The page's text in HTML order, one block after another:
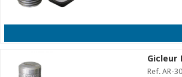
Gicleur
Ref. AR-